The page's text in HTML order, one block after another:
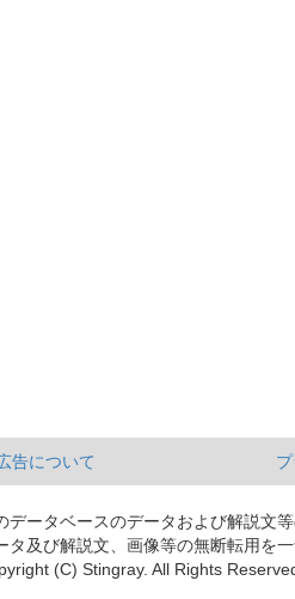
告について
データベースのデータおよび解説文
タ及び解説文、画像等の無断転用を一
(C) Stingray. All Rights